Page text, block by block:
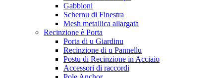
Gabbioni
Schernu di Finestra
Mesh metallica allargata
Recinzione è Porta
Porta di u Giardinu
Recinzione di u Pannellu
Postu di Recinzione in Acciaio
Accessori di raccordi